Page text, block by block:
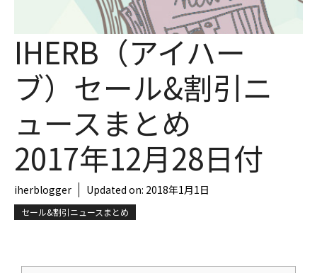
IHERB（アイハー
ブ）セール&割引ニ
ュースまとめ
2017年12月28日付
iherblogger Updated on: 2018年1月1日
セール&割引ニュースまとめ